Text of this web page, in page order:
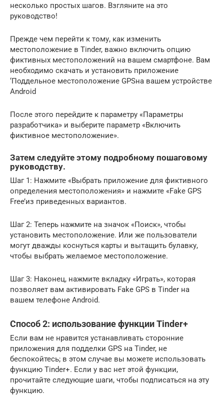
несколько простых шагов. Взгляните на это
руководство!
Прежде чем перейти к тому, как изменить
местоположение в Tinder, важно включить опцию
фиктивных местоположений на вашем смартфоне. Вам
необходимо скачать и установить приложение
‘Поддельное местоположение GPSна вашем устройстве
Android
После этого перейдите к параметру «Параметры
разработчика» и выберите параметр «Включить
фиктивное местоположение».
Затем следуйте этому подробному пошаговому
руководству.
Шаг 1: Нажмите «Выбрать приложение для фиктивного
определения местоположения» и нажмите «Fake GPS
Free’из приведенных вариантов.
Шаг 2: Теперь нажмите на значок «Поиск», чтобы
установить местоположение. Или же пользователи
могут дважды коснуться карты и вытащить булавку,
чтобы выбрать желаемое местоположение.
Шаг 3: Наконец, нажмите вкладку «Играть», которая
позволяет вам активировать Fake GPS в Tinder на
вашем телефоне Android.
Способ 2: использование функции Tinder+
Если вам не нравится устанавливать сторонние
приложения для подделки GPS на Tinder, не
беспокойтесь; в этом случае вы можете использовать
функцию Tinder+. Если у вас нет этой функции,
прочитайте следующие шаги, чтобы подписаться на эту
функцию.